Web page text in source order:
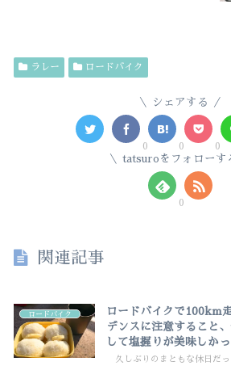
ラレー ロードバイク
シェアする
0 0 0
tatsuroをフォローす
0
関連記事
ロードバイク
ロードバイクで100km
デンスに注意すること
して塩握りが美味しかっ
久しぶりのまともな休日だ